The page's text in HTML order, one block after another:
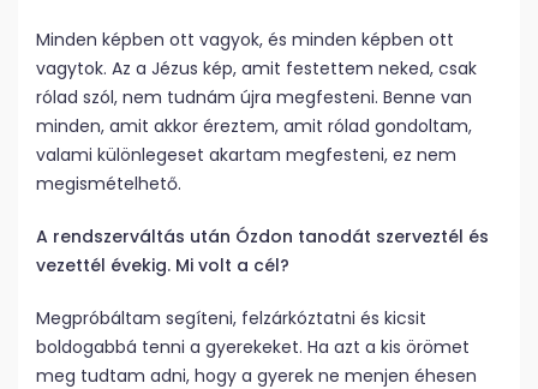
Minden képben ott vagyok, és minden képben ott
vagytok. Az a Jézus kép, amit festettem neked, csak
rólad szól, nem tudnám újra megfesteni. Benne van
minden, amit akkor éreztem, amit rólad gondoltam,
valami különlegeset akartam megfesteni, ez nem
megismételhető.
A rendszerváltás után Ózdon tanodát szerveztél és
vezettél évekig. Mi volt a cél?
Megpróbáltam segíteni, felzárkóztatni és kicsit
boldogabbá tenni a gyerekeket. Ha azt a kis örömet
meg tudtam adni, hogy a gyerek ne menjen éhesen